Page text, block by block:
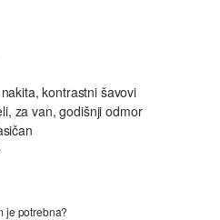
kontrastni šavovi
za van, godišnji odmor
je potrebna?